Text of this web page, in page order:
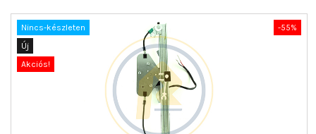
-55%
Nincs-készleten
Új
Akciós!